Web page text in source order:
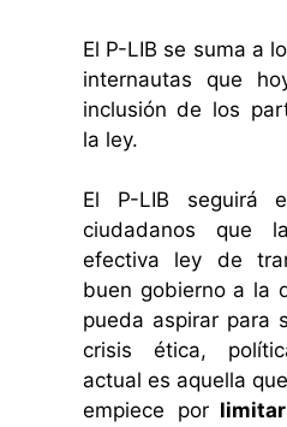
El P-LIB se suma a
internautas que
inclusión de los
la ley.
El P-LIB seguirá
ciudadanos que
efectiva ley de
buen gobierno a la
pueda aspirar para
crisis ética,
actual es aquella
empiece porlimitar